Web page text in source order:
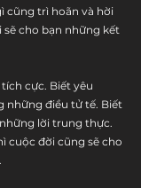
cũng trì hoãn và hời
sẽ cho bạn những kết
cực. Biết yêu
những điều tử tế. Biết
lời trung thực.
cuộc đời cũng sẽ cho